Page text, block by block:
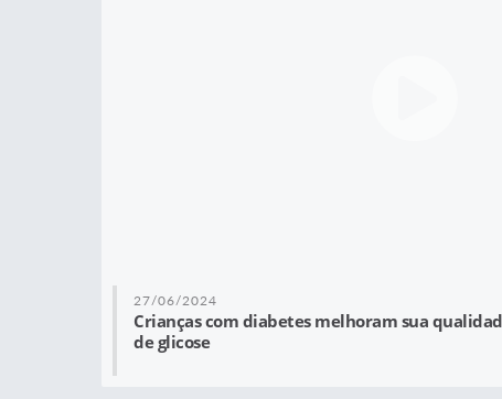
27/06/2024
Crianças com diabetes melhoram sua
de glicose